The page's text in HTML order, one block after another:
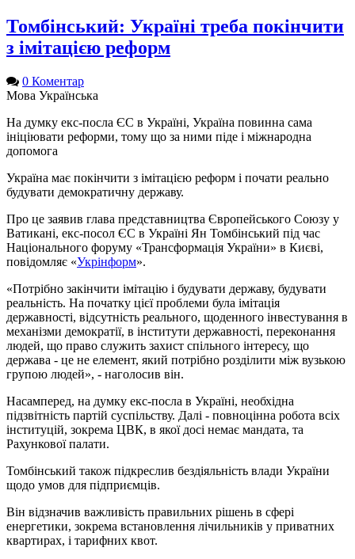
Томбінський: Україні треба покінчити
з імітацією реформ
0 Коментар
Мова Українська
На думку екс-посла ЄС в Україні, Україна повинна сама
ініціювати реформи, тому що за ними піде і міжнародна
допомога
Україна має покінчити з імітацією реформ і почати реально
будувати демократичну державу.
Про це заявив глава представництва Європейського Союзу у
Ватикані, екс-посол ЄС в Україні Ян Томбінський під час
Національного форуму «Трансформація України» в Києві,
повідомляє «Укрінформ».
«Потрібно закінчити імітацію і будувати державу, будувати
реальність. На початку цієї проблеми була імітація
державності, відсутність реального, щоденного інвестування в
механізми демократії, в інститути державності, переконання
людей, що право служить захист спільного інтересу, що
держава - це не елемент, який потрібно розділити між вузькою
групою людей», - наголосив він.
Насамперед, на думку екс-посла в Україні, необхідна
підзвітність партій суспільству. Далі - повноцінна робота всіх
інституцій, зокрема ЦВК, в якої досі немає мандата, та
Рахункової палати.
Томбінський також підкреслив бездіяльність влади України
щодо умов для підприємців.
Він відзначив важливість правильних рішень в сфері
енергетики, зокрема встановлення лічильників у приватних
квартирах, і тарифних квот.